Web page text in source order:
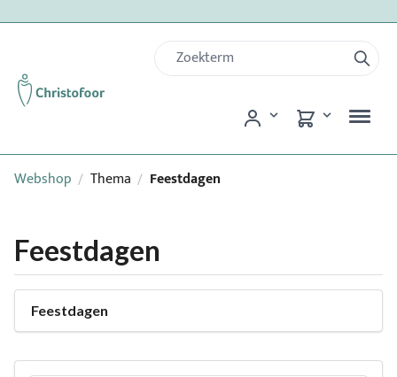
Webshop / Thema / Feestdagen
Feestdagen
Feestdagen